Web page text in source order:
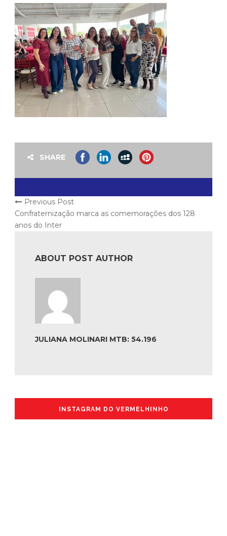
SHARE
Previous Post
Confraternização marca as comemorações dos 128
anos do Inter
ABOUT POST AUTHOR
JULIANA MOLINARI MTB: 54.196
INSTAGRAM DO VERMELHINHO